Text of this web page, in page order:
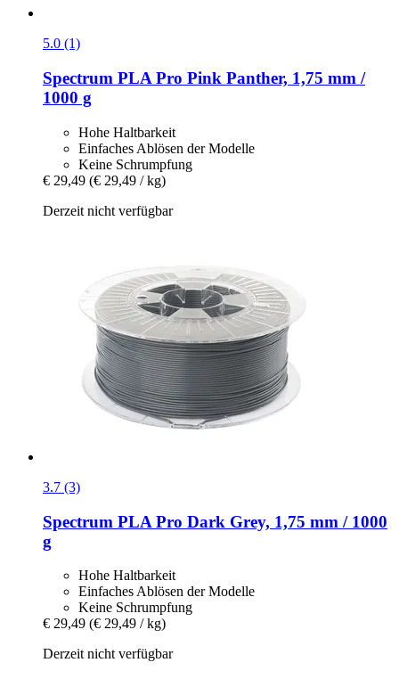
5.0 (1)
Spectrum PLA Pro Pink Panther, 1,75 mm /
1000 g
Hohe Haltbarkeit
Einfaches Ablösen der Modelle
Keine Schrumpfung
€ 29,49 (€ 29,49 / kg)
Derzeit nicht verfügbar
3.7 (3)
Spectrum PLA Pro Dark Grey, 1,75 mm / 1000
g
Hohe Haltbarkeit
Einfaches Ablösen der Modelle
Keine Schrumpfung
€ 29,49 (€ 29,49 / kg)
Derzeit nicht verfügbar